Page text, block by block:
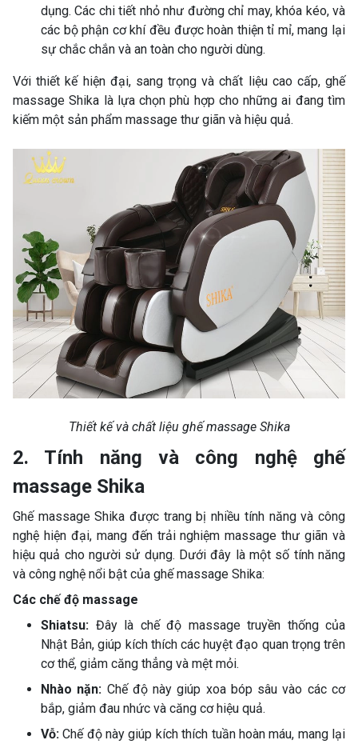
dụng. Các chi tiết nhỏ như đường chỉ may, khóa kéo, và
các bộ phận cơ khí đều được hoàn thiện tỉ mỉ, mang lại
sự chắc chắn và an toàn cho người dùng.
Với thiết kế hiện đại, sang trọng và chất liệu cao cấp, ghế
massage Shika là lựa chọn phù hợp cho những ai đang tìm
kiếm một sản phẩm massage thư giãn và hiệu quả.
Thiết kế và chất liệu ghế massage Shika
2. Tính năng và công nghệ ghế
massage Shika
Ghế massage Shika được trang bị nhiều tính năng và công
nghệ hiện đại, mang đến trải nghiệm massage thư giãn và
hiệu quả cho người sử dụng. Dưới đây là một số tính năng
và công nghệ nổi bật của ghế massage Shika:
Các chế độ massage
Shiatsu: Đây là chế độ massage truyền thống của
Nhật Bản, giúp kích thích các huyệt đạo quan trọng trên
cơ thể, giảm căng thẳng và mệt mỏi.
Nhào nặn: Chế độ này giúp xoa bóp sâu vào các cơ
bắp, giảm đau nhức và căng cơ hiệu quả.
Vỗ:Chế độ này giúp kích thích tuần hoàn máu, mang lại